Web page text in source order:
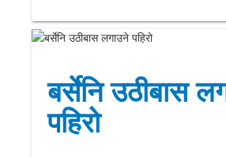
बर्सेनि उठीबास
पहिरो